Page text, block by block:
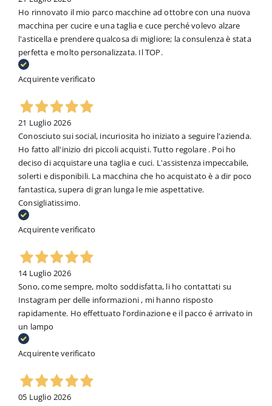
Ho rinnovato il mio parco macchine ad ottobre con una nuova
macchina per cucire e una taglia e cuce perché volevo alzare
l'asticella e prendere qualcosa di migliore; la consulenza è stata
perfetta e molto personalizzata. Il TOP.
Acquirente verificato
21 Luglio 2026
Conosciuto sui social, incuriosita ho iniziato a seguire l'azienda.
Ho fatto all'inizio dri piccoli acquisti. Tutto regolare . Poi ho
deciso di acquistare una taglia e cuci. L'assistenza impeccabile,
solerti e disponibili. La macchina che ho acquistato è a dir poco
fantastica, supera di gran lunga le mie aspettative.
Consigliatissimo.
Acquirente verificato
14 Luglio 2026
Sono, come sempre, molto soddisfatta, li ho contattati su
Instagram per delle informazioni , mi hanno risposto
rapidamente. Ho effettuato l’ordinazione e il pacco é arrivato in
un lampo
Acquirente verificato
05 Luglio 2026